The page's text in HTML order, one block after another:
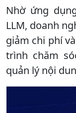
Nhờ ứng
LLM, doanh
giảm chi phí
trình chăm
quản lý nội